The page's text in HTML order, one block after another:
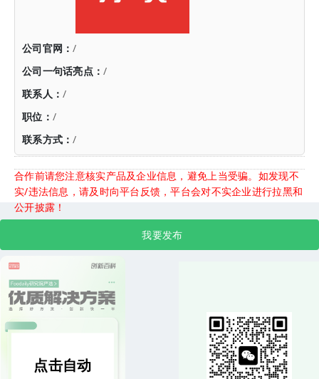
公司官网：/
公司一句话亮点：/
联系人：/
职位： /
联系方式：/
合作前请您注意核实产品及企业信息，避免上当受骗。如发现不
实/违法信息，请及时向平台反馈，平台会对不实企业进行拉黑和
公开披露！
我要发布
点击自动